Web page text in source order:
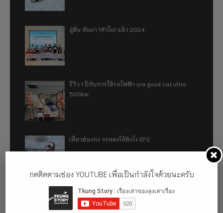
อู่ฮั่น ฉันมา (ทำไม) แล้ว 2024
รีวิว 1 ปีกับการใช้รถไฟฟ้า ora good cat ultra
500km
เที่ยวฮ่องกง จะหลงได้ยังไง EP2
เที่ยวฮ่องกง จะหลงได้ยังไง EP1
กดติดตามช่อง YOUTUBE เพื่อเป็นกำลังใจด้วยนะครับ